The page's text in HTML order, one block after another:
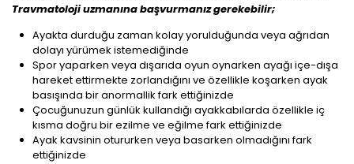
Travmatoloji uzmanına başvurmanız gerekebilir;
Ayakta durduğu zaman kolay yorulduğunda veya ağrıdan
dolayı yürümek istemediğinde
Spor yaparken veya dışarıda oyun oynarken ayağı içe-dışa
hareket ettirmekte zorlandığını ve özellikle koşarken ayak
basışında bir anormallik fark ettiğinizde
Çocuğunuzun günlük kullandığı ayakkabılarda özellikle iç
kısma doğru bir ezilme ve eğilme fark ettiğinizde
Ayak kavsinin otururken veya basarken olmadığını fark
ettiğinizde